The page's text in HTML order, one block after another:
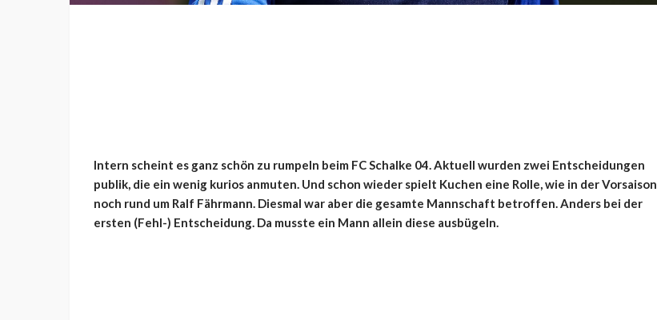
Intern scheint es ganz schön zu rumpeln beim FC Schalke 04. Aktuell wurden zwei Entscheidungen
publik, die ein wenig kurios anmuten. Und schon wieder spielt Kuchen eine Rolle, wie in der Vorsaison
noch rund um Ralf Fährmann. Diesmal war aber die gesamte Mannschaft betroffen. Anders bei der
ersten (Fehl-) Entscheidung. Da musste ein Mann allein diese ausbügeln.